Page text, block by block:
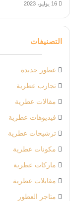
16 يوليو، 2023
التصنيفات
عطور جديدة
تجارب عطرية
مقالات عطرية
فيديوهات عطرية
ترشيحات عطرية
مكونات عطرية
ماركات عطرية
مقابلات عطرية
متاجر العطور